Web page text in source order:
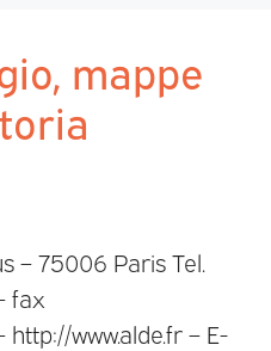
mappe
– 75006 Paris Tel.
fax
www.alde.fr – E-